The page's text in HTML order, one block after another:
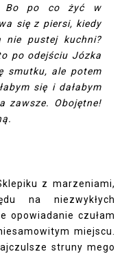
Bo po co żyć w
się z piersi, kiedy
nie pustej kuchni?
po odejściu Józka
smutku, ale potem
się i dałabym
zawsze. Obojętne!
z marzeniami,
na niezwykłych
opowiadanie czułam
miejscu.
struny mego